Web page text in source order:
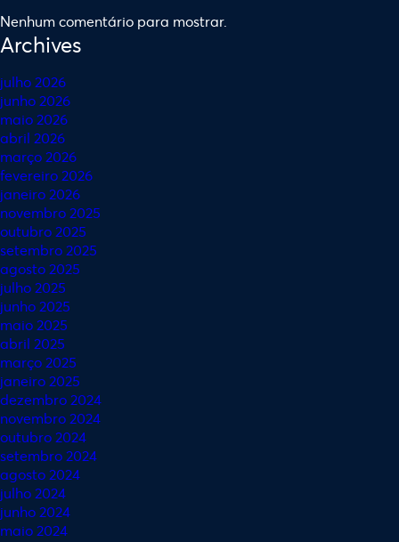
Nenhum comentário para mostrar.
Archives
julho 2026
junho 2026
maio 2026
abril 2026
março 2026
fevereiro 2026
janeiro 2026
novembro 2025
outubro 2025
setembro 2025
agosto 2025
julho 2025
junho 2025
maio 2025
abril 2025
março 2025
janeiro 2025
dezembro 2024
novembro 2024
outubro 2024
setembro 2024
agosto 2024
julho 2024
junho 2024
maio 2024